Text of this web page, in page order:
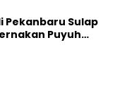
Pekanbaru Sulap
Puyuh